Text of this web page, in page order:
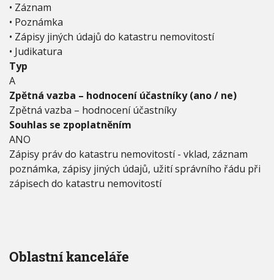
• Záznam
• Poznámka
• Zápisy jiných údajů do katastru nemovitostí
• Judikatura
Typ
A
Zpětná vazba – hodnocení účastníky (ano / ne)
Zpětná vazba – hodnocení účastníky
Souhlas se zpoplatněním
ANO
Zápisy práv do katastru nemovitostí - vklad, záznam
poznámka, zápisy jiných údajů, užití správního řádu při
zápisech do katastru nemovitostí
Oblastní kanceláře